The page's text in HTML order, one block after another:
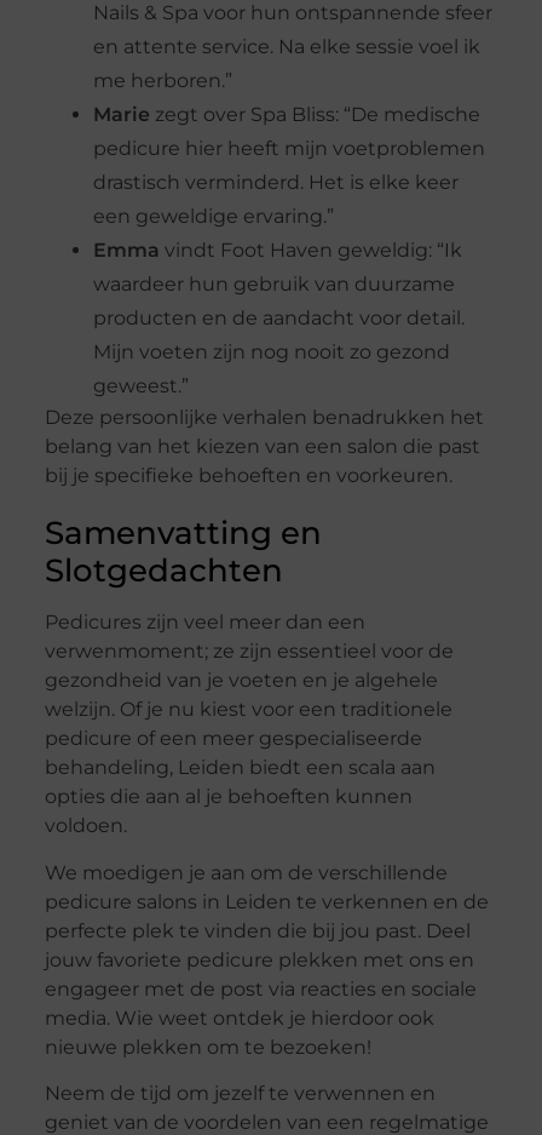
Nails & Spa voor hun ontspannende sfeer
en attente service. Na elke sessie voel ik
me herboren.”
Marie zegt over Spa Bliss: “De medische
pedicure hier heeft mijn voetproblemen
drastisch verminderd. Het is elke keer
een geweldige ervaring.”
Emma vindt Foot Haven geweldig: “Ik
waardeer hun gebruik van duurzame
producten en de aandacht voor detail.
Mijn voeten zijn nog nooit zo gezond
geweest.”
Deze persoonlijke verhalen benadrukken het
belang van het kiezen van een salon die past
bij je specifieke behoeften en voorkeuren.
Samenvatting en
Slotgedachten
Pedicures zijn veel meer dan een
verwenmoment; ze zijn essentieel voor de
gezondheid van je voeten en je algehele
welzijn. Of je nu kiest voor een traditionele
pedicure of een meer gespecialiseerde
behandeling, Leiden biedt een scala aan
opties die aan al je behoeften kunnen
voldoen.
We moedigen je aan om de verschillende
pedicure salons in Leiden te verkennen en de
perfecte plek te vinden die bij jou past. Deel
jouw favoriete pedicure plekken met ons en
engageer met de post via reacties en sociale
media. Wie weet ontdek je hierdoor ook
nieuwe plekken om te bezoeken!
Neem de tijd om jezelf te verwennen en
geniet van de voordelen van een regelmatige